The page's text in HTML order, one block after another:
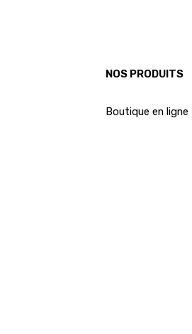
NOS PRODUITS
Boutique en ligne